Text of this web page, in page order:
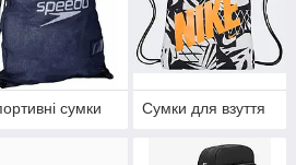
сумки Сумки для взуття